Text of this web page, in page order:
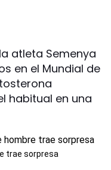
atleta Semenya
en el Mundial de
habitual en una
trae sorpresa